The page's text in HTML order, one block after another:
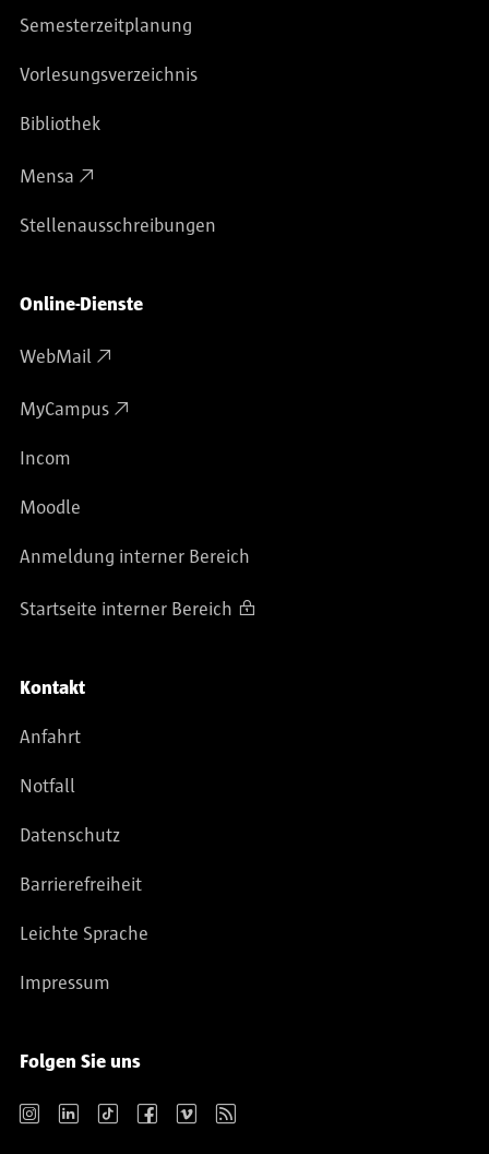
Semesterzeitplanung
Vorlesungsverzeichnis
Bibliothek
Mensa
Stellenausschreibungen
Online-Dienste
WebMail
MyCampus
Incom
Moodle
Anmeldung interner Bereich
Startseite interner Bereich
Kontakt
Anfahrt
Notfall
Datenschutz
Barrierefreiheit
Leichte Sprache
Impressum
Folgen Sie uns
Instagram LinkedIn TikTok Facebook Vimeo RSS